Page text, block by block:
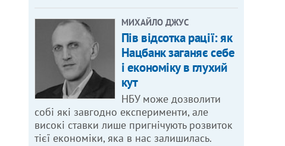
МИХАЙЛО ДЖУС
Пів відсотка рації: як
Нацбанк заганяє себе
і економіку в глухий
кут
НБУ може дозволити
собі які завгодно експерименти, але
високі ставки лише пригнічують розвиток
тієї економіки, яка в нас залишилась.